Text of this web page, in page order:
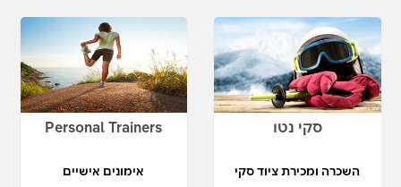
סקי נטו
השכרה ומכירת ציוד סקי
Personal Trainers
אימונים אישיים